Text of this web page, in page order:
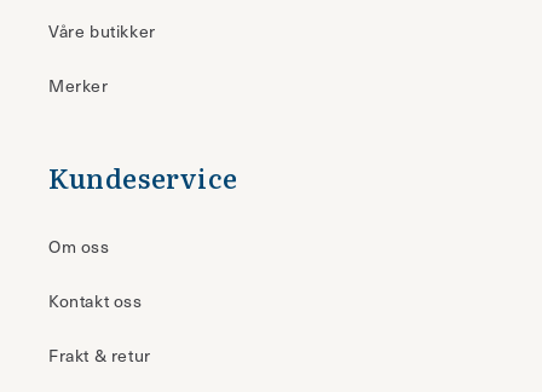
Våre butikker
Merker
Kundeservice
Om oss
Kontakt oss
Frakt & retur